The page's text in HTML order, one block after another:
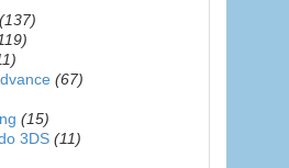
(137)
(67)
(15)
3DS (11)